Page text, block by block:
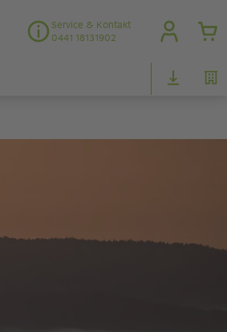
Service & Kontakt
0441 18131902